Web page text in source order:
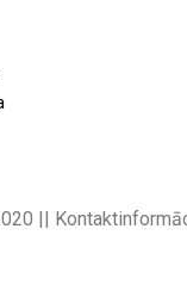
||